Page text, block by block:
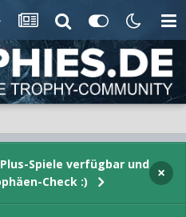
Spiele verfügbar und
Check :)
×